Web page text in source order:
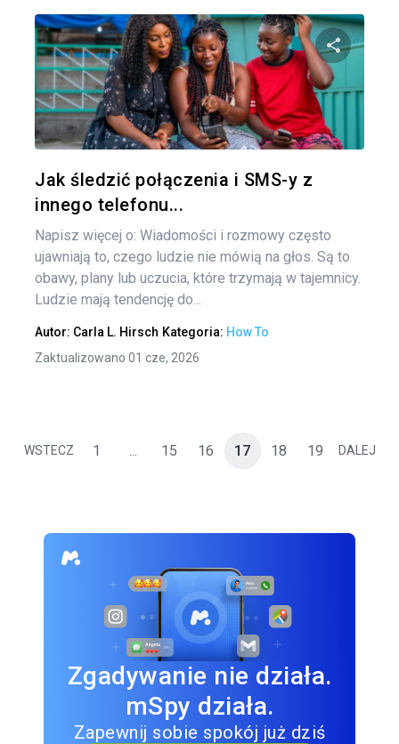
Jak śledzić połączenia i SMS-y z
innego telefonu...
Napisz więcej o: Wiadomości i rozmowy często
ujawniają to, czego ludzie nie mówią na głos. Są to
obawy, plany lub uczucia, które trzymają w tajemnicy.
Ludzie mają tendencję do...
Autor: Carla L. Hirsch Kategoria: How To
Zaktualizowano 01 cze, 2026
WSTECZ 1 ... 15 16 17 18 19 DALEJ
Zgadywanie nie działa.
mSpy działa.
Zapewnij sobie spokój już dziś